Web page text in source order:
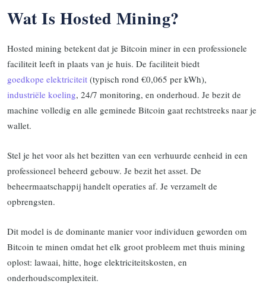
Wat Is Hosted Mining?
Hosted mining betekent dat je Bitcoin miner in een professionele
faciliteit leeft in plaats van je huis. De faciliteit biedt
goedkope elektriciteit (typisch rond €0,065 per kWh),
industriële koeling, 24/7 monitoring, en onderhoud. Je bezit de
machine volledig en alle geminede Bitcoin gaat rechtstreeks naar je
wallet.
Stel je het voor als het bezitten van een verhuurde eenheid in een
professioneel beheerd gebouw. Je bezit het asset. De
beheermaatschappij handelt operaties af. Je verzamelt de
opbrengsten.
Dit model is de dominante manier voor individuen geworden om
Bitcoin te minen omdat het elk groot probleem met thuis mining
oplost: lawaai, hitte, hoge elektriciteitskosten, en
onderhoudscomplexiteit.